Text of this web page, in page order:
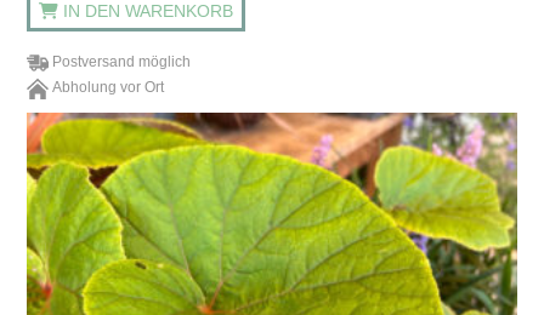
IN DEN WARENKORB
Postversand möglich
Abholung vor Ort